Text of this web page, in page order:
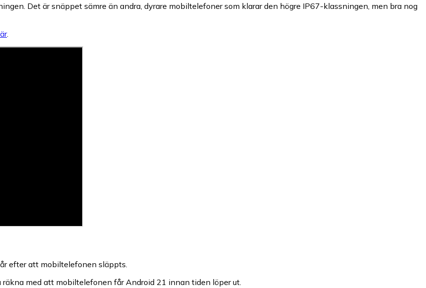
Det är snäppet sämre än andra, dyrare mobiltelefoner som klarar den högre IP67-klassningen, men bra nog
.
efter att mobiltelefonen släppts.
med att mobiltelefonen får Android 21 innan tiden löper ut.